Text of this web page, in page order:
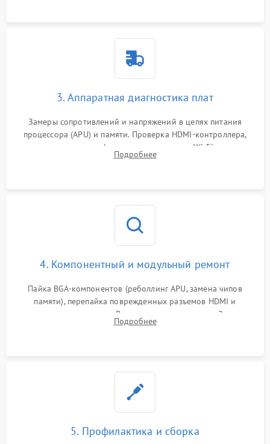
3. Аппаратная диагностика плат
Замеры сопротивлений и напряжений в цепях питания
процессора (APU) и памяти. Проверка HDMI-контроллера,
микросхем флеш-памяти и модуля Wi-Fi
Подробнее
4. Компонентный и модульный ремонт
Пайка BGA-компонентов (реболлинг APU, замена чипов
памяти), перепайка поврежденных разъемов HDMI и
контроллеров питания. Восстановление дорожек. Замена
неисправного жесткого диска, SSD или лазерной головки
Подробнее
5. Профилактика и сборка